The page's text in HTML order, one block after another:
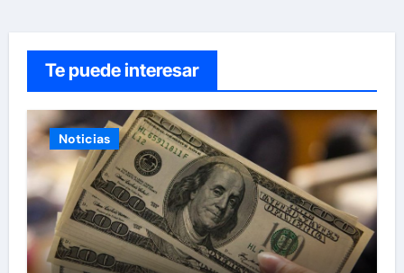
Te puede interesar
Noticias